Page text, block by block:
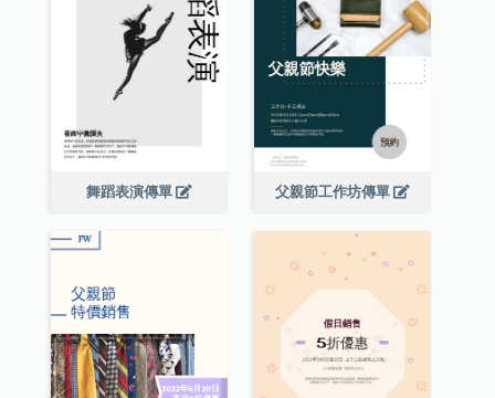
舞蹈表演傳單 父親節工作坊傳單